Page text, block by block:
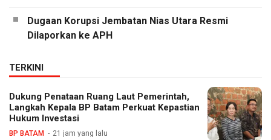
Dugaan Korupsi Jembatan Nias Utara Resmi
Dilaporkan ke APH
TERKINI
Dukung Penataan Ruang Laut Pemerintah,
Langkah Kepala BP Batam Perkuat Kepastian
Hukum Investasi
BP BATAM 21 jam yang lalu